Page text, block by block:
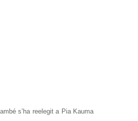
s’ha reelegit a Pia Kauma